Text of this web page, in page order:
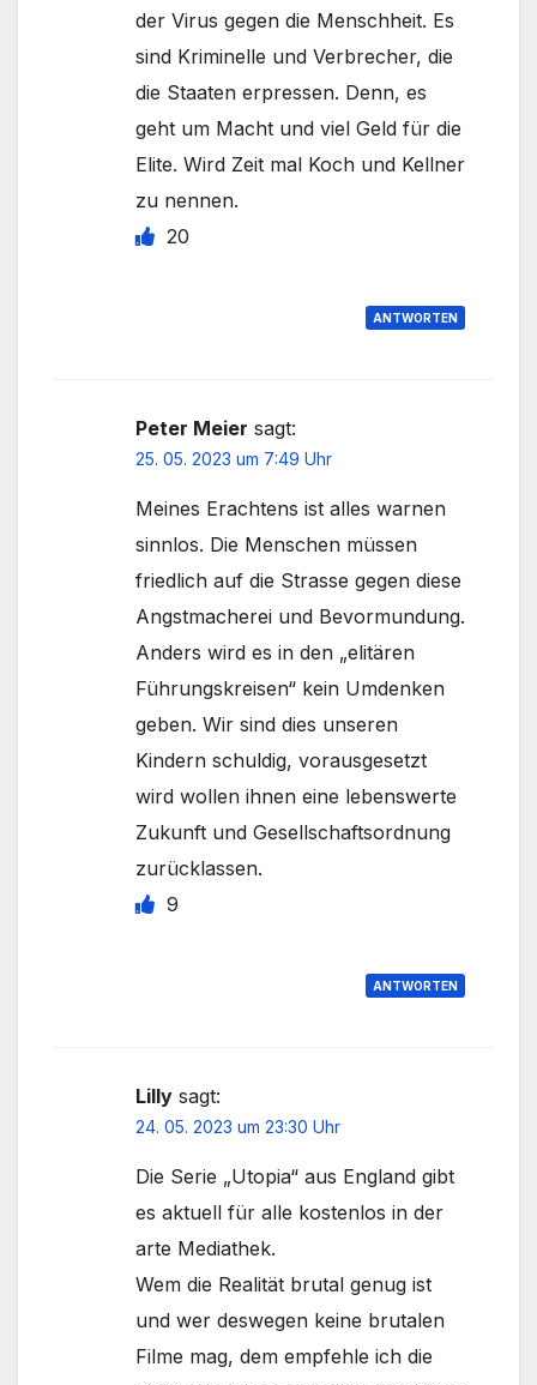
der Virus gegen die Menschheit. Es
sind Kriminelle und Verbrecher, die
die Staaten erpressen. Denn, es
geht um Macht und viel Geld für die
Elite. Wird Zeit mal Koch und Kellner
zu nennen.
20
ANTWORTEN
Peter Meier sagt:
25. 05. 2023 um 7:49 Uhr
Meines Erachtens ist alles warnen
sinnlos. Die Menschen müssen
friedlich auf die Strasse gegen diese
Angstmacherei und Bevormundung.
Anders wird es in den „elitären
Führungskreisen“ kein Umdenken
geben. Wir sind dies unseren
Kindern schuldig, vorausgesetzt
wird wollen ihnen eine lebenswerte
Zukunft und Gesellschaftsordnung
zurücklassen.
9
ANTWORTEN
Lilly sagt:
24. 05. 2023 um 23:30 Uhr
Die Serie „Utopia“ aus England gibt
es aktuell für alle kostenlos in der
arte Mediathek.
Wem die Realität brutal genug ist
und wer deswegen keine brutalen
Filme mag, dem empfehle ich die